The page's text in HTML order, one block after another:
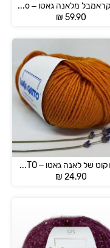
חוט קראמבל מלאנה גאטו – Crumble Lana Gatto
₪ 59.90
מרינוקוט של לאנה גאטו – MERINOCOT LANA GATTO
₪ 24.90